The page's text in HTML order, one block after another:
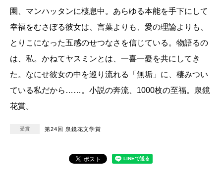
園、マンハッタンに棲息中。あらゆる本能を手下にして
幸福をむさぼる彼女は、言葉よりも、愛の理論よりも、
とりこになった五感のせつなさを信じている。物語るの
は、私。かねてヤスミンとは、一喜一憂を共にしてき
た。なにせ彼女の中を巡り流れる「無垢」に、棲みつい
ている私だから……。小説の奔流、1000枚の至福。泉鏡
花賞。
受賞 第24回 泉鏡花文学賞